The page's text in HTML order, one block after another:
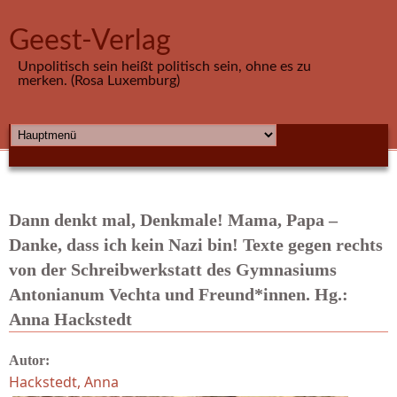
Geest-Verlag
Unpolitisch sein heißt politisch sein, ohne es zu
merken. (Rosa Luxemburg)
HAUPTMENÜ
Dann denkt mal, Denkmale! Mama, Papa –
Danke, dass ich kein Nazi bin! Texte gegen rechts
von der Schreibwerkstatt des Gymnasiums
Antonianum Vechta und Freund*innen. Hg.:
Anna Hackstedt
Autor:
Hackstedt, Anna